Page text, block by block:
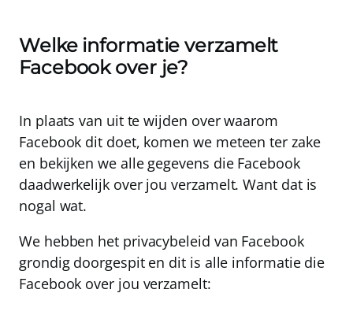
Welke informatie verzamelt
Facebook over je?
In plaats van uit te wijden over waarom
Facebook dit doet, komen we meteen ter zake
en bekijken we alle gegevens die Facebook
daadwerkelijk over jou verzamelt. Want dat is
nogal wat.
We hebben het privacybeleid van Facebook
grondig doorgespit en dit is alle informatie die
Facebook over jou verzamelt: